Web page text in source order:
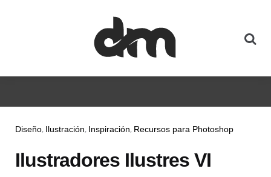
Diseño Ilustración Inspiración Recursos para Photoshop
Ilustradores Ilustres VI